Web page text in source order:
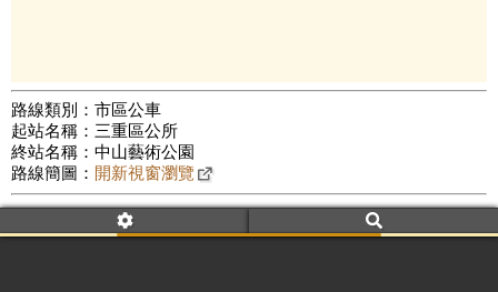
路線類別：市區公車
起站名稱：三重區公所
終站名稱：中山藝術公園
路線簡圖： 開新視窗瀏覽
附屬名稱：F301
首班時間：平日(06:20)、假日(--:--)
公車數量: 累計6163、上線5105